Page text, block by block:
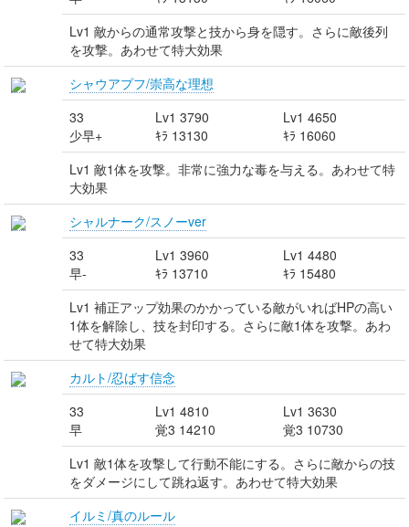
Lv1 敵からの通常攻撃と技から身を隠す。さらに敵後列
を攻撃。あわせて特大効果
シャウアプフ/崇高な理想
33
少早+
Lv1 3790
ｷﾗ 13130
Lv1 4650
ｷﾗ 16060
Lv1 敵1体を攻撃。非常に強力な毒を与える。あわせて特
大効果
シャルナーク/スノーver
33
早-
Lv1 3960
ｷﾗ 13710
Lv1 4480
ｷﾗ 15480
Lv1 補正アップ効果のかかっている敵がいればHPの高い
1体を解除し、技を封印する。さらに敵1体を攻撃。あわ
せて特大効果
カルト/忍ばす信念
33
早
Lv1 4810
覚3 14210
Lv1 3630
覚3 10730
Lv1 敵1体を攻撃して行動不能にする。さらに敵からの技
をダメージにして跳ね返す。あわせて特大効果
イルミ/真のルール